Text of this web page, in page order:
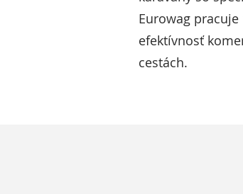
Eurowag
efektívnosť
cestách.